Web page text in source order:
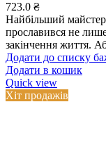
723.0 ₴
Найбільший
прославився не
закінчення життя.
Додати до списку
Додати в кошик
Quick view
Хіт продажів